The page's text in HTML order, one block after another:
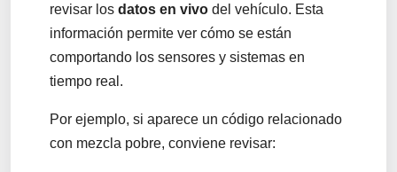
revisar los datos en vivo del vehículo. Esta
información permite ver cómo se están
comportando los sensores y sistemas en
tiempo real.
Por ejemplo, si aparece un código relacionado
con mezcla pobre, conviene revisar: